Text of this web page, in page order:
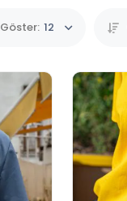
Göster: 12